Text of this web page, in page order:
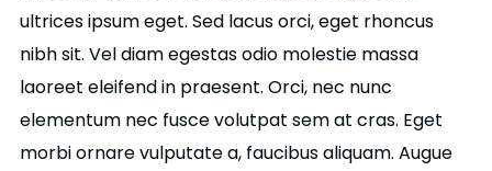
ultrices ipsum eget. Sed lacus orci, eget rhoncus
nibh sit. Vel diam egestas odio molestie massa
laoreet eleifend in praesent. Orci, nec nunc
elementum nec fusce volutpat sem at cras. Eget
morbi ornare vulputate a, faucibus aliquam. Augue